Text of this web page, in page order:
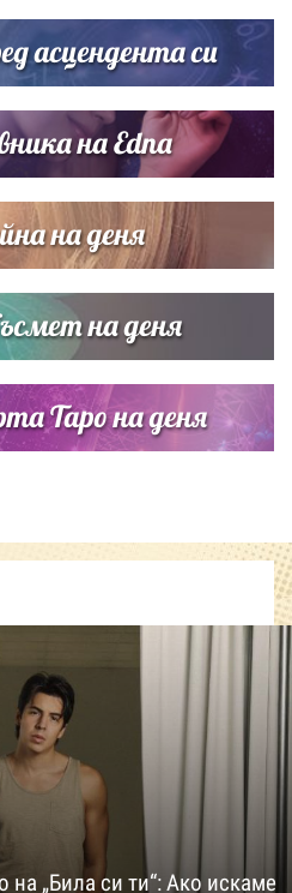
асцендента си
на Edna
на деня
на деня
Таро на деня
на „Била си ти“: Ако искаме